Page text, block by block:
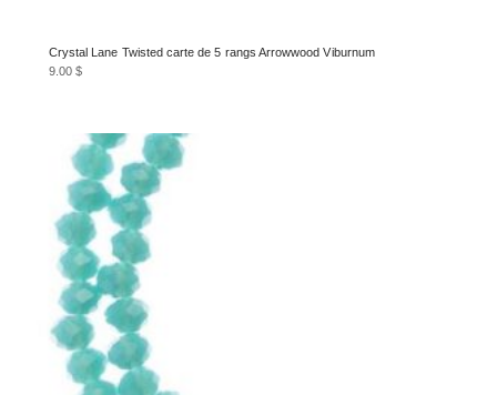
Crystal Lane Twisted carte de 5 rangs Arrowwood Viburnum
9.00$